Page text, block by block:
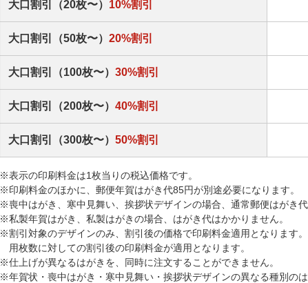
大口割引（20枚〜） 10%割引
大口割引（50枚〜） 20%割引
大口割引（100枚〜） 30%割引
大口割引（200枚〜） 40%割引
大口割引（300枚〜） 50%割引
※表示の印刷料金は1枚当りの税込価格です。
※印刷料金のほかに、郵便年賀はがき代85円が別途必要になります。
※喪中はがき、寒中見舞い、挨拶状デザインの場合、通常郵便はがき
※私製年賀はがき、私製はがきの場合、はがき代はかかりません。
※割引対象のデザインのみ、割引後の価格で印刷料金適用となります
用枚数に対しての割引後の印刷料金が適用となります。
※仕上げが異なるはがきを、同時に注文することができません。
※年賀状・喪中はがき・寒中見舞い・挨拶状デザインの異なる種別の